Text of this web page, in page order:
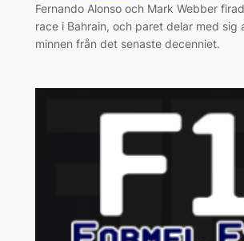
Fernando Alonso och Mark Webber
race i Bahrain, och paret delar med sig
minnen från det senaste decenniet.